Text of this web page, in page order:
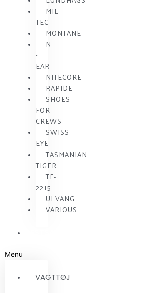
MIL-
TEC
MONTANE
N
•
EAR
NITECORE
RAPIDE
SHOES
FOR
CREWS
SWISS
EYE
TASMANIAN
TIGER
TF-
2215
ULVANG
VARIOUS
Menu
VAGTTØJ